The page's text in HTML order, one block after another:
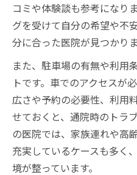
コミや体験談も参考になり
グを受けて自分の希望や不
分に合った医院が見つかりま
また、駐車場の有無や利用
トです。車でのアクセスが
広さや予約の必要性、利用
せておくと、通院時のトラ
の医院では、家族連れや高
充実しているケースも多く
境が整っています。